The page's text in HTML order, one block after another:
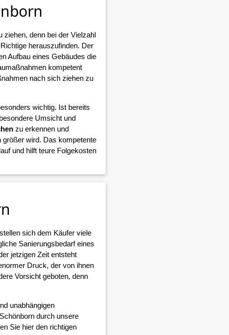
denn bei der Vielzahl
herauszufinden. Der
Aufbau eines Gebäudes die
kompetent
nach sich ziehen zu
wichtig. Ist bereits
Umsicht und
zu erkennen und
wird. Das kompetente
und hilft teure Folgekosten
sich dem Käufer viele
Sanierungsbedarf eines
jetzigen Zeit entsteht
Druck, der von ihnen
Vorsicht geboten, denn
unabhängigen
durch unsere
Sie hier den richtigen